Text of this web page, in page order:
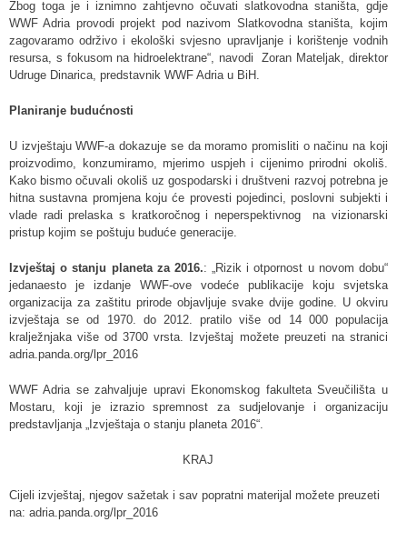
Zbog toga je i iznimno zahtjevno očuvati slatkovodna staništa, gdje
WWF Adria provodi projekt pod nazivom Slatkovodna staništa, kojim
zagovaramo održivo i ekološki svjesno upravljanje i korištenje vodnih
resursa, s fokusom na hidroelektrane“, navodi Zoran Mateljak, direktor
Udruge Dinarica, predstavnik WWF Adria u BiH.
Planiranje budućnosti
U izvještaju WWF-a dokazuje se da moramo promisliti o načinu na koji
proizvodimo, konzumiramo, mjerimo uspjeh i cijenimo prirodni okoliš.
Kako bismo očuvali okoliš uz gospodarski i društveni razvoj potrebna je
hitna sustavna promjena koju će provesti pojedinci, poslovni subjekti i
vlade radi prelaska s kratkoročnog i neperspektivnog na vizionarski
pristup kojim se poštuju buduće generacije.
Izvještaj o stanju planeta za 2016.: „Rizik i otpornost u novom dobu“
jedanaesto je izdanje WWF-ove vodeće publikacije koju svjetska
organizacija za zaštitu prirode objavljuje svake dvije godine. U okviru
izvještaja se od 1970. do 2012. pratilo više od 14 000 populacija
kralježnjaka više od 3700 vrsta. Izvještaj možete preuzeti na stranici
adria.panda.org/lpr_2016
WWF Adria se zahvaljuje upravi Ekonomskog fakulteta Sveučilišta u
Mostaru, koji je izrazio spremnost za sudjelovanje i organizaciju
predstavljanja „Izvještaja o stanju planeta 2016“.
KRAJ
Cijeli izvještaj, njegov sažetak i sav popratni materijal možete preuzeti
na: adria.panda.org/lpr_2016